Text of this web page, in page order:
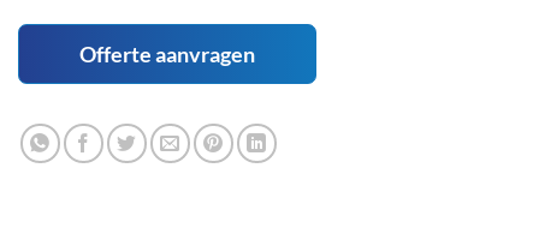
Offerte aanvragen